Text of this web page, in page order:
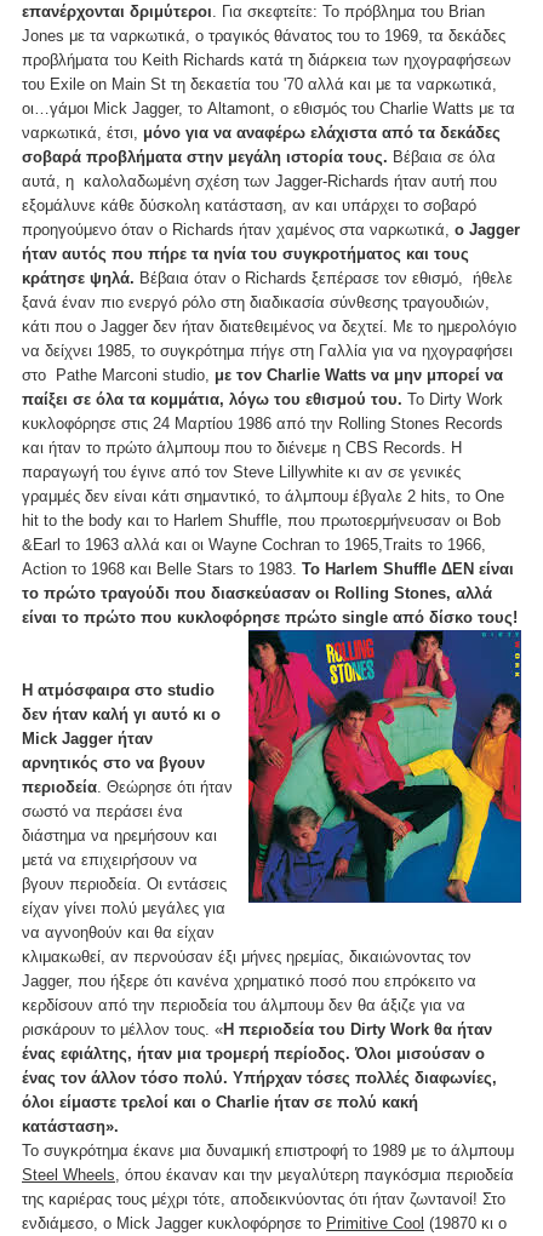
επανέρχονται δριμύτεροι . Για σκεφτείτε: To πρόβλημα του Brian
Jones με τα ναρκωτικά, ο τραγικός θάνατος του τo 1969, τα δεκάδες
προβλήματα του Keith Richards κατά τη διάρκεια των ηχογραφήσεων
του Exile on Main St τη δεκαετία του '70 αλλά και με τα ναρκωτικά,
οι…γάμοι Mick Jagger, το Altamont, ο εθισμός του Charlie Watts με τα
ναρκωτικά, έτσι,
μόνο για να αναφέρω ελάχιστα από τα δεκάδες
σοβαρά προβλήματα στην μεγάλη ιστορία τους. Βέβαια σε όλα
αυτά, η καλολαδωμένη σχέση των Jagger-Richards ήταν αυτή που
εξομάλυνε κάθε δύσκολη κατάσταση, αν και υπάρχει το σοβαρό
προηγούμενο όταν ο Richards ήταν χαμένος στα ναρκωτικά, ο Jagger
ήταν αυτός που πήρε τα ηνία του συγκροτήματος και τους
κράτησε ψηλά. Βέβαια όταν ο Richards ξεπέρασε τον εθισμό, ήθελε
ξανά έναν πιο ενεργό ρόλο στη διαδικασία σύνθεσης τραγουδιών,
κάτι που ο Jagger δεν ήταν διατεθειμένος να δεχτεί. Με το ημερολόγιο
να δείχνει 1985, το συγκρότημα πήγε στη Γαλλία για να ηχογραφήσει
στο Pathe Marconi studio, με τον Charlie Watts να μην μπορεί να
παίξει σε όλα τα κομμάτια, λόγω του εθισμού του. Το Dirty Work
κυκλοφόρησε στις 24 Μαρτίου 1986 από την Rolling Stones Records
και ήταν το πρώτο άλμπουμ που το διένεμε η CBS Records. Η
παραγωγή του έγινε από τον Steve Lillywhite κι αν σε γενικές
γραμμές δεν είναι κάτι σημαντικό, το άλμπουμ έβγαλε 2 hits, το One
hit to the body και το Harlem Shuffle, που πρωτοερμήνευσαν οι Bob
&Earl το 1963 αλλά και οι Wayne Cochran το 1965,Traits το 1966,
Action το 1968 και Belle Stars το 1983. Το Harlem Shuffle ΔΕΝ είναι
το πρώτο τραγούδι που διασκεύασαν οι Rolling Stones, αλλά
είναι το πρώτο που κυκλοφόρησε πρώτο single από δίσκο τους!
Η ατμόσφαιρα στο studio
δεν ήταν καλή γι αυτό κι ο
Mick Jagger ήταν
αρνητικός στο να βγουν
περιοδεία . Θεώρησε ότι ήταν
σωστό να περάσει ένα
διάστημα να ηρεμήσουν και
μετά να επιχειρήσουν να
βγουν περιοδεία. Οι εντάσεις
είχαν γίνει πολύ μεγάλες για
να αγνοηθούν και θα είχαν
κλιμακωθεί, αν περνούσαν έξι μήνες ηρεμίας, δικαιώνοντας τον
Jagger, που ήξερε ότι κανένα χρηματικό ποσό που επρόκειτο να
κερδίσουν από την περιοδεία του άλμπουμ δεν θα άξιζε για να
ρισκάρουν το μέλλον τους. «Η περιοδεία του Dirty Work θα ήταν
ένας εφιάλτης, ήταν μια τρομερή περίοδος. Όλοι μισούσαν ο
ένας τον άλλον τόσο πολύ. Υπήρχαν τόσες πολλές διαφωνίες,
όλοι είμαστε τρελοί και ο Charlie ήταν σε πολύ κακή
κατάσταση».
Το συγκρότημα έκανε μια δυναμική επιστροφή το 1989 με το άλμπουμ
Steel Wheels, όπου έκαναν και την μεγαλύτερη παγκόσμια περιοδεία
της καριέρας τους μέχρι τότε, αποδεικνύοντας ότι ήταν ζωντανοί! Στο
ενδιάμεσο, ο Mick Jagger κυκλοφόρησε το Primitive Cool (19870 κι ο